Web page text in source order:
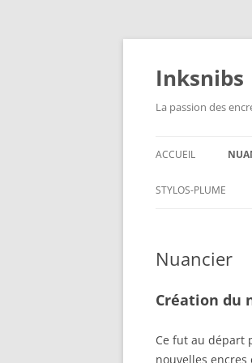
Aller
contenu
Inksnibs
La passion des
ACCUEIL
STYLOS-PLUME
Nuancier
Création du
Ce fut au départ
nouvelles